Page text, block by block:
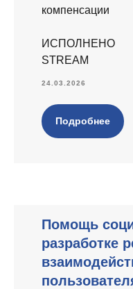
компенсации
ИСПОЛНЕНО
STREAM
24.03.2026
Подробнее
Помощь
разработке